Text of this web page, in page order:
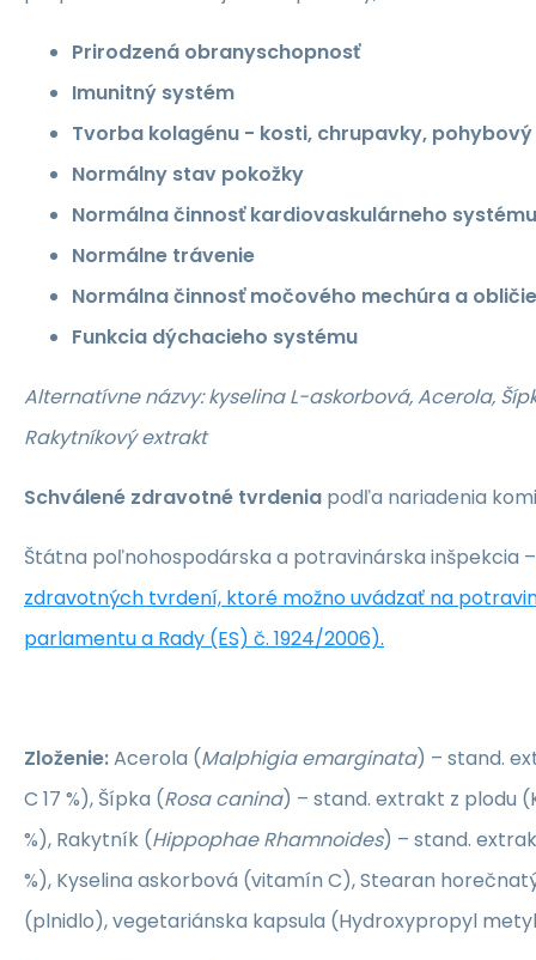
Prirodzená obranyschopnosť
Imunitný systém
Tvorba kolagénu - kosti, chrupavky,
Normálny stav pokožky
Normálna činnosť kardiovaskulárneho systému
Normálne trávenie
Normálna činnosť močového mechúra a
Funkcia dýchacieho systému
Alternatívne názvy: kyselina L-askorbová, Acerola,
Rakytníkový extrakt
Schválené zdravotné tvrdenia podľa nariadenia
Štátna poľnohospodárska a potravinárska inšpekcia
zdravotných tvrdení, ktoré možno uvádzať na
parlamentu a Rady (ES) č. 1924/2006).
Zloženie:Acerola (Malphigia emarginata) – stand.
C 17 %), Šípka (Rosa canina) – stand. extrakt z plodu
%), Rakytník (Hippophae Rhamnoides) – stand.
%), Kyselina askorbová (vitamín C), Stearan
(plnidlo), vegetariánska kapsula (Hydroxypropyl